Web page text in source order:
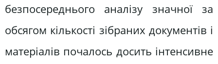
безпосереднього аналізу значної за
обсягом кількості зібраних документів і
матеріалів почалось досить інтенсивне